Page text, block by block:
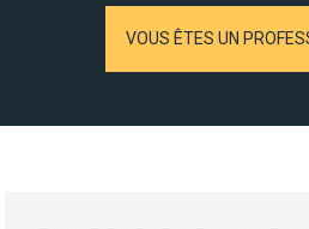
VOUS ÊTES UN